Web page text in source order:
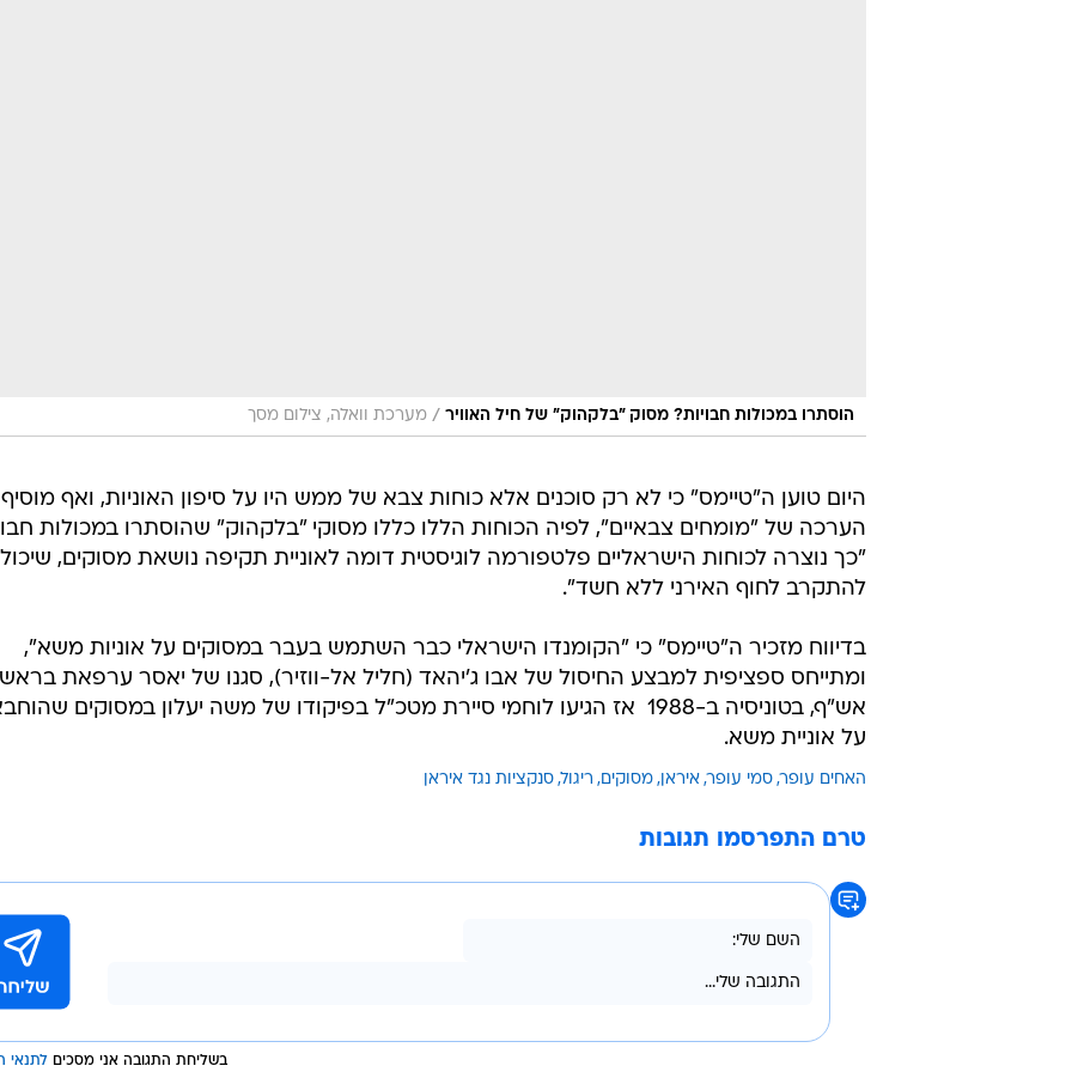
הוסתרו במכולות חבויות? מסוק "בלקהוק" של חיל האוויר / מערכת וואלה, צילום מסך
היום טוען ה"טיימס" כי לא רק סוכנים אלא כוחות צבא של ממש היו על סיפון האוניות, ואף מוסיף
הערכה של "מומחים צבאיים", לפיה הכוחות הללו כללו מסוקי "בלקהוק" שהוסתרו במכולות
"כך נוצרה לכוחות הישראליים פלטפורמה לוגיסטית דומה לאוניית תקיפה נושאת מסוקים,
להתקרב לחוף האירני ללא חשד".
בדיווח מזכיר ה"טיימס" כי "הקומנדו הישראלי כבר השתמש בעבר במסוקים על אוניות משא",
ומתייחס ספציפית למבצע החיסול של אבו ג'יהאד (חליל אל-ווזיר), סגנו של יאסר ערפאת
אש"ף, בטוניסיה ב-1988  אז הגיעו לוחמי סיירת מטכ"ל בפיקודו של משה יעלון במסוקים
על אוניית משא.
האחים עופר סמי עופר איראן מסוקים ריגול סנקציות נגד איראן
טרם התפרסמו תגובות
בשליחת התגובה אני מסכים לתנאי